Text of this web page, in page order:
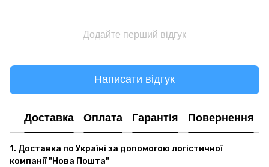
Додайте перший відгук
Написати відгук
Доставка Оплата Гарантія Повернення
1. Доставка по Україні за допомогою логістичної
компанії "Нова Пошта"